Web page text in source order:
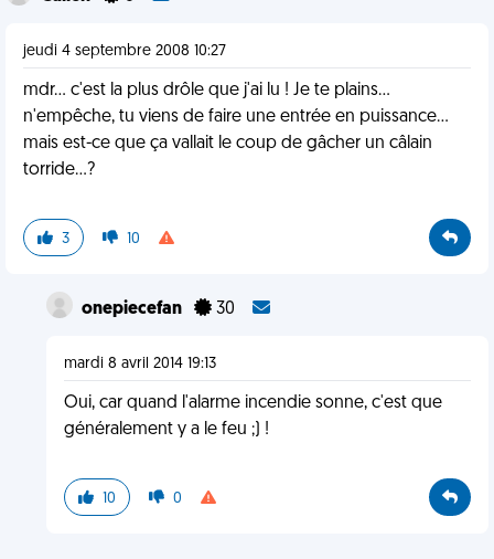
jeudi 4 septembre 2008 10:27
mdr... c'est la plus drôle que j'ai lu ! Je te plains...
n'empêche, tu viens de faire une entrée en puissance...
mais est-ce que ça vallait le coup de gâcher un câlain
torride...?
3 10
onepiecefan 30
mardi 8 avril 2014 19:13
Oui, car quand l'alarme incendie sonne, c'est que
généralement y a le feu ;) !
10 0